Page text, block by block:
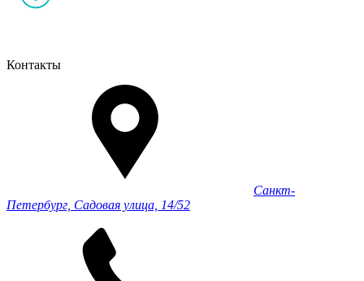
Контакты
Санкт-
Петербург, Садовая улица, 14/52